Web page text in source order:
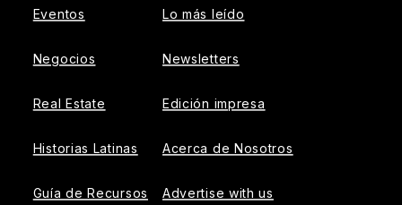
Eventos
Negocios
Real Estate
Historias Latinas
Guía de Recursos
Lo más leído
Newsletters
Edición impresa
Acerca de Nosotros
Advertise with us